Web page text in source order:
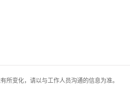
所变化，请以与工作人员沟通的信息为准。